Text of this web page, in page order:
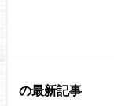
の最新記事